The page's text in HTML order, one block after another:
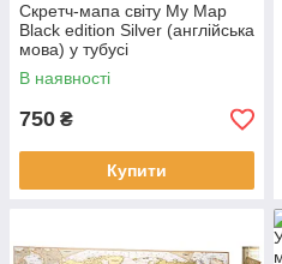
Скретч-мапа світу My Map
Black edition Silver (англійська
мова) у тубусі
В наявності
750 ₴
Купити